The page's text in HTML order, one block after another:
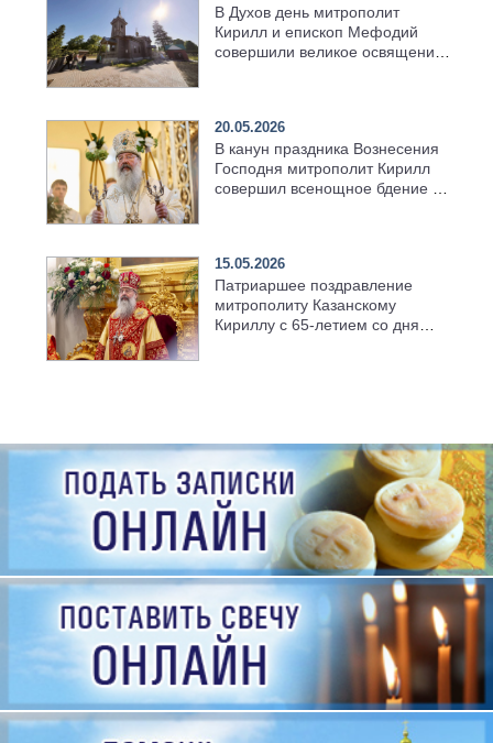
В Духов день митрополит
Кирилл и епископ Мефодий
совершили великое освящение
20.05.2026
В канун праздника Вознесения
Господня митрополит Кирилл
совершил всенощное бдение в
15.05.2026
Патриаршее поздравление
митрополиту Казанскому
Кириллу с 65-летием со дня